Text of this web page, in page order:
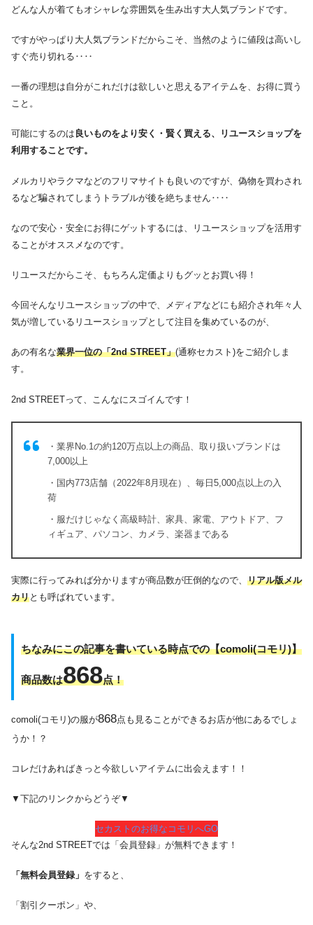
どんな人が着てもオシャレな雰囲気を生み出す大人気ブランドです。
ですがやっぱり大人気ブランドだからこそ、当然のように値段は高いし
すぐ売り切れる‥‥
一番の理想は自分がこれだけは欲しいと思えるアイテムを、お得に買う
こと。
可能にするのは 良いものをより安く・賢く買える、リユースショップを
利用することです。
メルカリやラクマなどのフリマサイトも良いのですが、偽物を買わされ
るなど騙されてしまうトラブルが後を絶ちません‥‥
なので安心・安全にお得にゲットするには、リユースショップを活用す
ることがオススメなのです。
リユースだからこそ、もちろん定価よりもグッとお買い得！
今回そんなリユースショップの中で、メディアなどにも紹介され年々人
気が増しているリユースショップとして注目を集めているのが、
あの有名な業界一位の「2nd STREET」(通称セカスト)をご紹介しま
す。
2nd STREETって、こんなにスゴイんです！
・業界No.1の約120万点以上の商品、取り扱いブランドは
7,000以上
・国内773店舗（2022年8月現在）、毎日5,000点以上の入
荷
・服だけじゃなく高級時計、家具、家電、アウトドア、フ
ィギュア、パソコン、カメラ、楽器まである
実際に行ってみれば分かりますが商品数が圧倒的なので、 リアル版メル
カリとも呼ばれています。
ちなみにこの記事を書いている時点での【comoli(コモリ)】
商品数は868点！
comoli(コモリ)の服が868点も見ることができるお店が他にあるでしょ
うか！？
コレだけあればきっと今欲しいアイテムに出会えます！！
▼下記のリンクからどうぞ▼
セカストのお得なコモリへGO
そんな2nd STREETでは「会員登録」が無料できます！
「無料会員登録」 をすると、
「割引クーポン」や、